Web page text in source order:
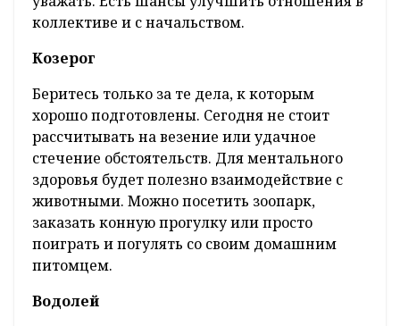
коллективе и с начальством.
Козерог
Беритесь только за те дела, к которым
хорошо подготовлены. Сегодня не стоит
рассчитывать на везение или удачное
стечение обстоятельств. Для ментального
здоровья будет полезно взаимодействие с
животными. Можно посетить зоопарк,
заказать конную прогулку или просто
поиграть и погулять со своим домашним
питомцем.
Водолей